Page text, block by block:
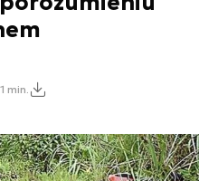
1 min.